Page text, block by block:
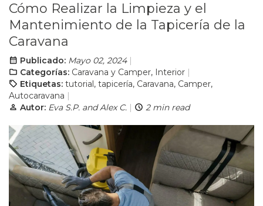
Cómo Realizar la Limpieza y el
Mantenimiento de la Tapicería de la
Caravana
Publicado: Mayo 02, 2024
Categorías: Caravana y Camper, Interior
Etiquetas: tutorial, tapicería, Caravana, Camper,
Autocaravana
Autor: Eva S.P. and Alex C. 2 min read